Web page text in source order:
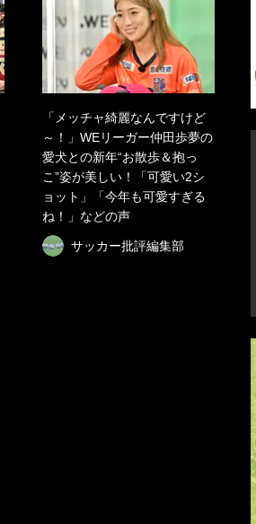
「メッチャ綺麗なんですけど
～！」WEリーガー仲田歩夢の
愛犬との新年“お散歩＆抱っ
こ”姿が美しい！「可愛い2シ
ョット」「今年も可愛すぎる
ね！」などの声
サッカー批評編集部